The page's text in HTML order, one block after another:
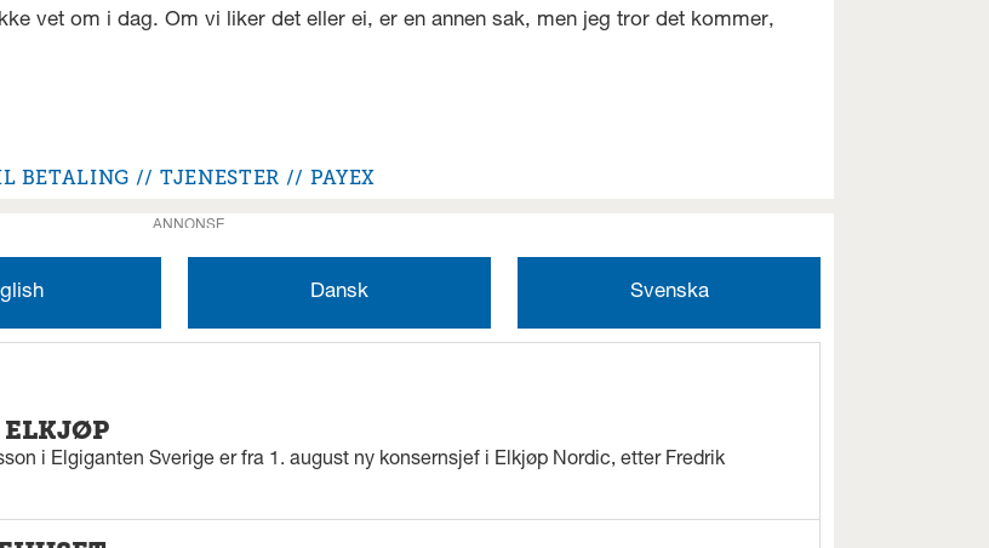
vet om i dag. Om vi liker det eller ei, er en annen sak, men jeg tror det kommer,
BETALING TJENESTER PAYEX
ANNONSE
Dansk Svenska
ELKJØP
i Elgiganten Sverige er fra 1. august ny konsernsjef i Elkjøp Nordic, etter Fredrik